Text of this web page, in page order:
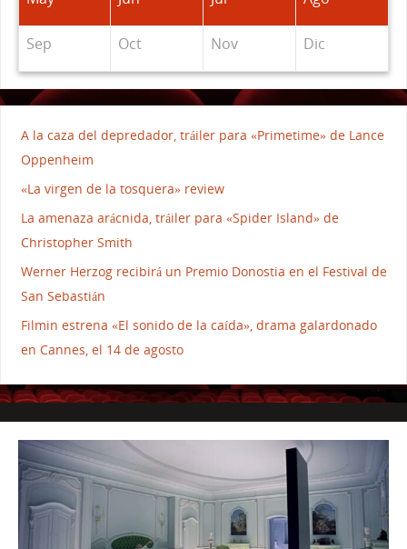
Sep Oct Nov Dic
A la caza del depredador, tráiler para «Primetime» de Lance
Oppenheim
«La virgen de la tosquera» review
La amenaza arácnida, tráiler para «Spider Island» de
Christopher Smith
Werner Herzog recibirá un Premio Donostia en el Festival de
San Sebastián
Filmin estrena «El sonido de la caída», drama galardonado
en Cannes, el 14 de agosto